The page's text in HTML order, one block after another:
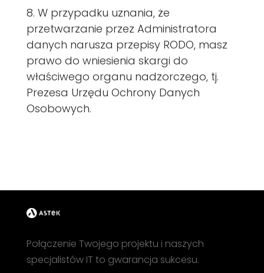
8. W przypadku uznania, że
przetwarzanie przez Administratora
danych narusza przepisy RODO, masz
prawo do wniesienia skargi do
właściwego organu nadzorczego, tj.
Prezesa Urzędu Ochrony Danych
Osobowych.
Połączenie Twojego projektu i naszych
specjalistów IT to gwarancja sukcesu.